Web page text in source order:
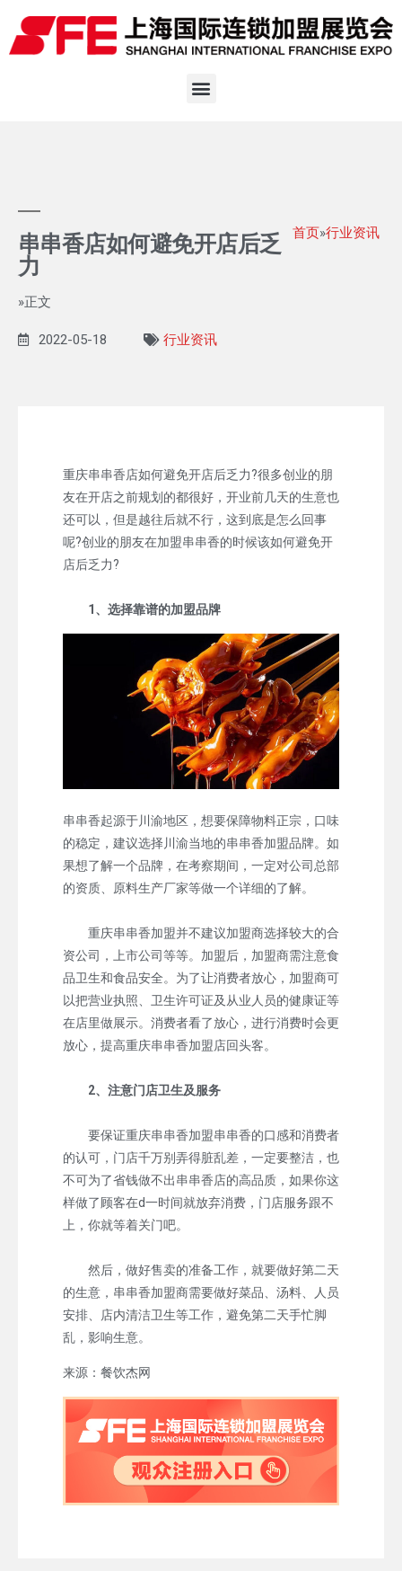
串串香店如何避免开店后乏
力
首页»行业资讯
»正文
2022-05-18 行业资讯
重庆串串香店如何避免开店后乏力?很多创业的朋
友在开店之前规划的都很好，开业前几天的生意也
还可以，但是越往后就不行，这到底是怎么回事
呢?创业的朋友在加盟串串香的时候该如何避免开
店后乏力?
1、选择靠谱的加盟品牌
串串香起源于川渝地区，想要保障物料正宗，口味
的稳定，建议选择川渝当地的串串香加盟品牌。如
果想了解一个品牌，在考察期间，一定对公司总部
的资质、原料生产厂家等做一个详细的了解。
重庆串串香加盟并不建议加盟商选择较大的合
资公司，上市公司等等。加盟后，加盟商需注意食
品卫生和食品安全。为了让消费者放心，加盟商可
以把营业执照、卫生许可证及从业人员的健康证等
在店里做展示。消费者看了放心，进行消费时会更
放心，提高重庆串串香加盟店回头客。
2、注意门店卫生及服务
要保证重庆串串香加盟串串香的口感和消费者
的认可，门店千万别弄得脏乱差，一定要整洁，也
不可为了省钱做不出串串香店的高品质，如果你这
样做了顾客在d一时间就放弃消费，门店服务跟不
上，你就等着关门吧。
然后，做好售卖的准备工作，就要做好第二天
的生意，串串香加盟商需要做好菜品、汤料、人员
安排、店内清洁卫生等工作，避免第二天手忙脚
乱，影响生意。
来源：餐饮杰网